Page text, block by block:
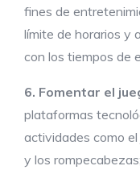
fines de
límite de horarios y
con los tiempos de
6. Fomentar el
plataformas
actividades como
y los